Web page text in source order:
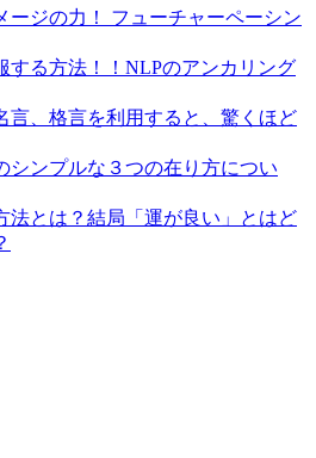
ージの力！ フューチャーペーシン
する方法！！NLPのアンカリング
言、格言を利用すると、驚くほど
シンプルな３つの在り方につい
法とは？結局「運が良い」とはど